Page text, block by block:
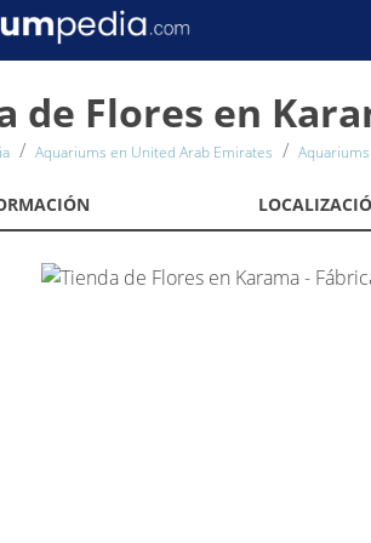
de Flores en
Aquariums en United Arab Emirates